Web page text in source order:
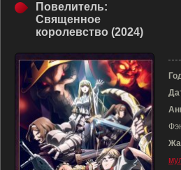
Повелитель:
Священное
королевство (2024)